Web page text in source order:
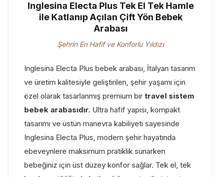
Inglesina Electa Plus Tek El Tek Hamle
ile Katlanıp Açılan Çift Yön Bebek
Arabası
Şehrin En Hafif ve Konforlu Yıldızı
Inglesina Electa Plus bebek arabası, İtalyan tasarım
ve üretim kalitesiyle geliştirilen, şehir yaşamı için
özel olarak tasarlanmış premium bir travel sistem
bebek arabasıdır. Ultra hafif yapısı, kompakt
tasarımı ve üstün manevra kabiliyeti sayesinde
Inglesina Electa Plus, modern şehir hayatında
ebeveynlere maksimum pratiklik sunarken
bebeğiniz için üst düzey konfor sağlar. Tek el, tek